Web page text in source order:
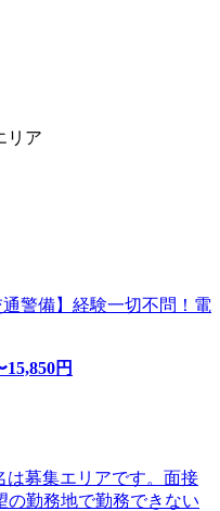
リア
警備】経験一切不問！電
15,850円
募集エリアです。面接
の勤務地で勤務できない